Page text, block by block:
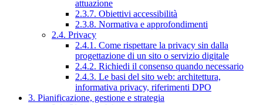
attuazione
2.3.7. Obiettivi accessibilità
2.3.8. Normativa e approfondimenti
2.4. Privacy
2.4.1. Come rispettare la privacy sin dalla
progettazione di un sito o servizio digitale
2.4.2. Richiedi il consenso quando necessario
2.4.3. Le basi del sito web: architettura,
informativa privacy, riferimenti DPO
3. Pianificazione, gestione e strategia